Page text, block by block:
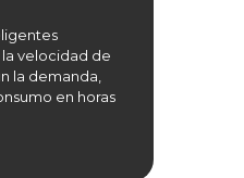
velocidad de
la demanda,
en horas